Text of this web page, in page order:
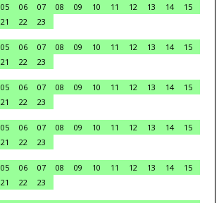
05 06 07 08 09 10 11 12 13 14
15
21 22
23
05 06 07 08 09 10 11 12 13 14
15
21 22
23
05 06 07 08 09 10 11 12 13 14
15
21 22
23
05 06 07 08 09 10 11 12 13 14
15
21 22
23
05 06 07 08 09 10 11 12 13 14
15
21 22
23